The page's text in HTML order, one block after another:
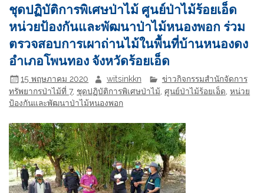
ชุดปฏิบัติการพิเศษป่าไม้ ศูนย์ป่าไม้ร้อยเอ็ด
หน่วยป้องกันและพัฒนาป่าไม้หนองพอก ร่วม
ตรวจสอบการเผาถ่านไม้ในพื้นที่บ้านหนองดง
อำเภอโพนทอง จังหวัดร้อยเอ็ด
15 พฤษภาคม 2020 witsinkkn
ข่าวกิจกรรมสำนักจัดการ
ทรัพยากรป่าไม้ที่ 7, ชุดปฏิบัติการพิเศษป่าไม้ ,ศูนย์ป่าไม้ร้อยเอ็ด ,หน่วย
ป้องกันและพัฒนาป่าไม้หนองพอก